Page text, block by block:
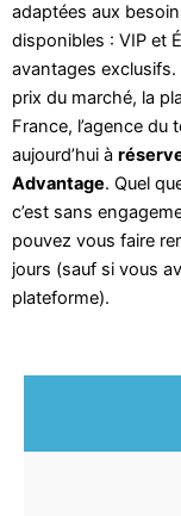
adaptées aux
disponibles : VIP et
avantages
prix du marché, la
France, l’agence
aujourd’hui à
Advantage. Quel
c’est sans
pouvez vous faire
jours (sauf si vous
plateforme).